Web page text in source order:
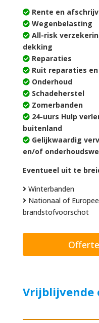
Rente en
Wegenbelasting
All-risk
dekking
Reparaties
Ruit reparaties
Onderhoud
Schadeherstel
Zomerbanden
24-uurs Hulp
buitenland
Gelijkwaardig
en/of
Eventueel uit te
Winterbanden
Nationaal of
brandstofvoorschot
Vrijblijvende